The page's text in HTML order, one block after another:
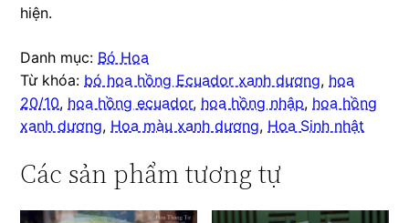
hiện.
Danh mục: Bó Hoa
Từ khóa: bó hoa hồng Ecuador xanh dương, hoa
20/10, hoa hồng ecuador, hoa hồng nhập, hoa hồng
xanh dương, Hoa màu xanh dương, Hoa Sinh nhật
Các sản phẩm tương tự